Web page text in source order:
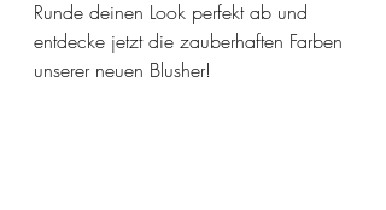
Runde deinen Look perfekt ab und
entdecke jetzt die zauberhaften Farben
unserer neuen Blusher!